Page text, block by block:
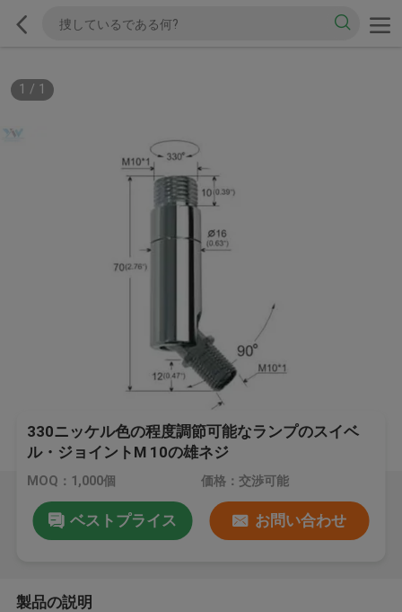
1 / 1
330ニッケル色の程度調節可能なランプのスイベ
ル・ジョイントM 10の雄ネジ
MOQ：1,000個 価格：交渉可能
ベストプライス お問い合わせ
製品の説明